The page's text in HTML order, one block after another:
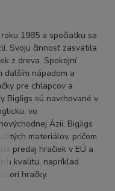
1985 a spočiatku sa
Svoju činnosť zasvätila
z dreva. Spokojní
ďalším nápadom a
pre chlapcov a
BigJigs sú navrhované v
vo
Ázii. BigJigs
materiálov, pričom
predaj hračiek v EÚ a
kvalitu, napríklad
hračky.